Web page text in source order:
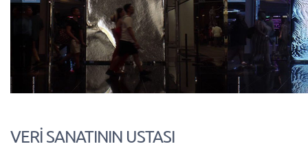
VERİ SANATININ USTASI